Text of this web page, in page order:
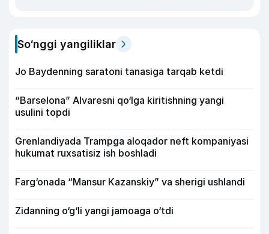
So‘nggi yangiliklar
Jo Baydenning saratoni tanasiga tarqab ketdi
“Barselona” Alvaresni qo‘lga kiritishning yangi
usulini topdi
Grenlandiyada Trampga aloqador neft kompaniyasi
hukumat ruxsatisiz ish boshladi
Farg‘onada “Mansur Kazanskiy” va sherigi ushlandi
Zidanning o‘g‘li yangi jamoaga o‘tdi